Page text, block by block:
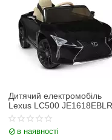
Дитячий електромобіль
Lexus LC500
в наявності